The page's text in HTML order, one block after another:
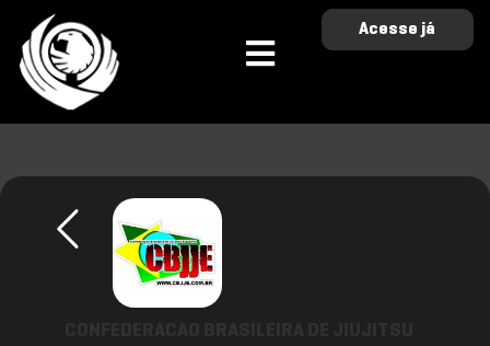
Acesse já